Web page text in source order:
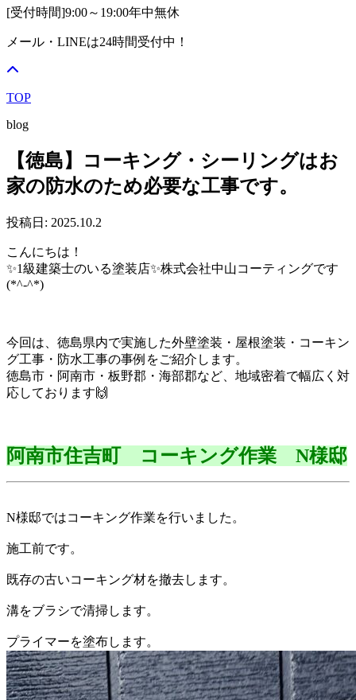
[受付時間]9:00～19:00年中無休
メール・LINEは24時間受付中！
TOP
blog
【徳島】コーキング・シーリングはお
家の防水のため必要な工事です。
投稿日: 2025.10.2
こんにちは！
✨1級建築士のいる塗装店✨株式会社中山コーティングです
(*^-^*)
今回は、徳島県内で実施した外壁塗装・屋根塗装・コーキン
グ工事・防水工事の事例をご紹介します。
徳島市・阿南市・板野郡・海部郡など、地域密着で幅広く対
応しております🙌
阿南市住吉町 コーキング作業 N様邸
N様邸ではコーキング作業を行いました。
施工前です。
既存の古いコーキング材を撤去します。
溝をブラシで清掃します。
プライマーを塗布します。